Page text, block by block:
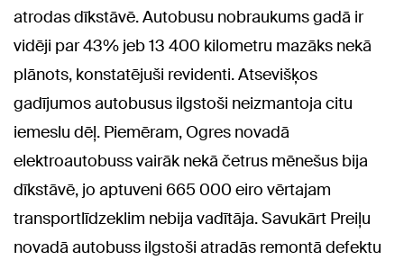
atrodas dīkstāvē. Autobusu nobraukums gadā ir
vidēji par 43% jeb 13 400 kilometru mazāks nekā
plānots, konstatējuši revidenti. Atsevišķos
gadījumos autobusus ilgstoši neizmantoja citu
iemeslu dēļ. Piemēram, Ogres novadā
elektroautobuss vairāk nekā četrus mēnešus bija
dīkstāvē, jo aptuveni 665 000 eiro vērtajam
transportlīdzeklim nebija vadītāja. Savukārt Preiļu
novadā autobuss ilgstoši atradās remontā defektu